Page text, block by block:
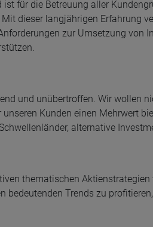
für die Betreuung aller
dieser langjährigen Erfahrung
zur Umsetzung von
und unübertroffen. Wir wollen
Kunden einen Mehrwert
alternative
thematischen Aktienstrategien
Trends zu